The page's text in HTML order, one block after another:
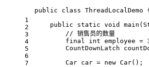
1
2
3
4
5
6
7
public class ThreadLocalDemo
{
public
static void main
// 销售员的数量
final
int employee =
CountDownLatch
        Car car =
new Car();